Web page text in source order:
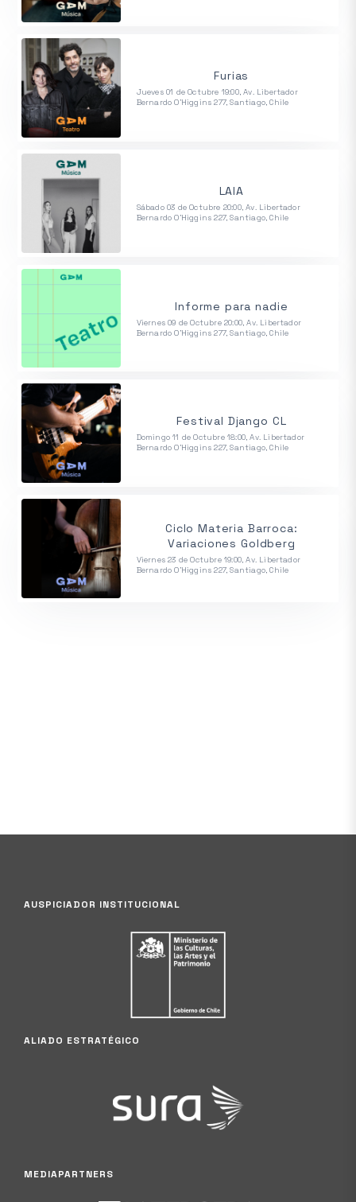
Furias
Jueves 01 de Octubre 19:00, Av. Libertador
Bernardo O'Higgins 277, Santiago, Chile
LAIA
Sábado 03 de Octubre 20:00, Av. Libertador
Bernardo O'Higgins 227, Santiago, Chile
Informe para nadie
Viernes 09 de Octubre 20:00, Av. Libertador
Bernardo O'Higgins 277, Santiago, Chile
Festival Django CL
Domingo 11 de Octubre 18:00, Av. Libertador
Bernardo O'Higgins 227, Santiago, Chile
Ciclo Materia Barroca:
Variaciones Goldberg
Viernes 23 de Octubre 19:00, Av. Libertador
Bernardo O'Higgins 227, Santiago, Chile
AUSPICIADOR INSTITUCIONAL
ALIADO ESTRATÉGICO
MEDIAPARTNERS